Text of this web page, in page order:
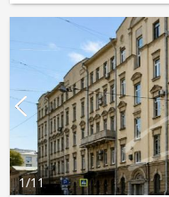
1/11